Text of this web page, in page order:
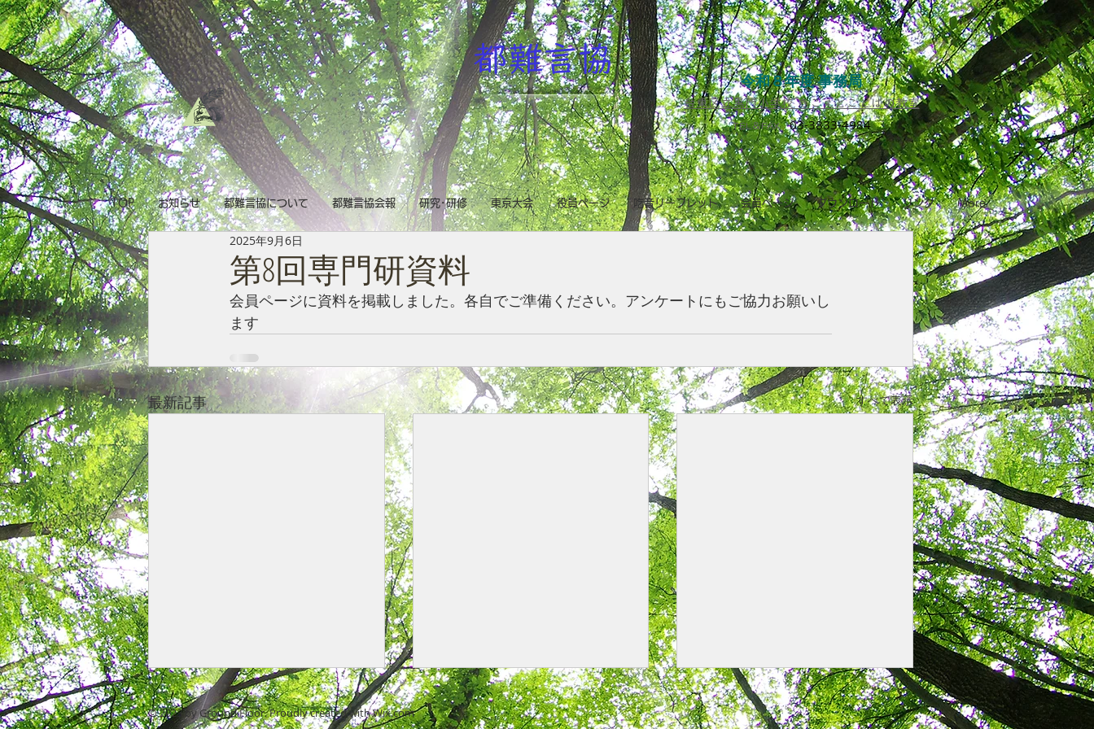
都難言協
令和８年度 事務局
台東区立黒門小学校 きこえとことばの教室​
TEL＆FAX03-3833-4984
TOP お知らせ 都難言協について 都難言協会報 研究･研修 東京大会 役員ページ 吃音リーフレット 会員ページ ダウンロード リンク More
第8回専門研資料
2025年9月6日
会員ページに資料を掲載しました。各自でご準備ください。アンケートにもご協力お願いし
ます
最新記事 すべて表示
第６回・第７回専門研究会 リンクを更新しました。
区市町村向け提案書、鏡文に
ついて
© 2023 by Ground Floor. Proudly created withWix.com